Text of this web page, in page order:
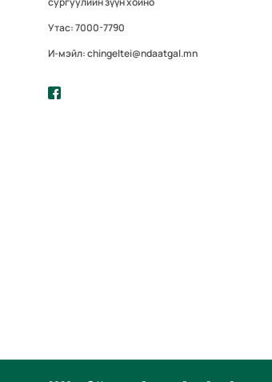
Утас: 7000-7790
И-мэйл: chingeltei@ndaatgal.mn